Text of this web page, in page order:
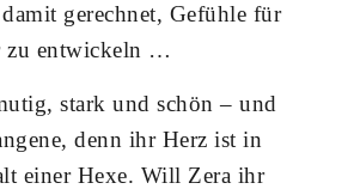
gerechnet, Gefühle für
zu entwickeln …
stark und schön – und
denn ihr Herz ist in
einer Hexe. Will Zera ihr